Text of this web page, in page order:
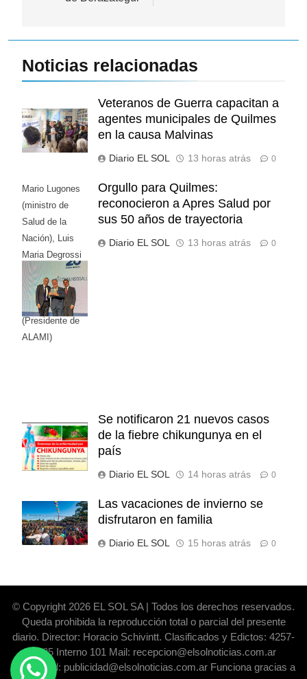
Noticias relacionadas
Veteranos de Guerra capacitan a
agentes municipales de Quilmes
en la causa Malvinas
Diario EL SOL 13 horas atrás 0
Mario Lugones
(ministro de
Salud de la
Nación), Luis
Maria Degrossi
(Presidente de
Apres Salud) y
Cristian Mazza
(Presidente de
ALAMI)
Orgullo para Quilmes:
reconocieron a Apres Salud por
sus 50 años de trayectoria
Diario EL SOL 13 horas atrás 0
Se notificaron 21 nuevos casos
de la fiebre chikungunya en el
país
Diario EL SOL 14 horas atrás 0
Las vacaciones de invierno se
disfrutaron en familia
Diario EL SOL 15 horas atrás 0
© Copyright 2026 EL SOL SA | Todos los derechos reservados.
Queda prohibida la reproducción total o parcial del presente
diario. Director: Horacio Schivintt. Clasificados y Edictos: 4257-
6325 Interno 101 Mail: recepcion@elsolnoticias.com.ar
Publicidad: publicidad@elsolnoticias.com.ar Funciona gracias a